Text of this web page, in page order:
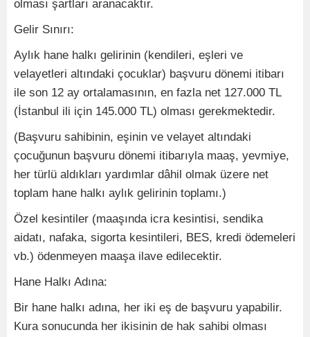
olması şartları aranacaktır.
Gelir Sınırı:
Aylık hane halkı gelirinin (kendileri, eşleri ve
velayetleri altındaki çocuklar) başvuru dönemi itibarı
ile son 12 ay ortalamasının, en fazla net 127.000 TL
(İstanbul ili için 145.000 TL) olması gerekmektedir.
(Başvuru sahibinin, eşinin ve velayet altındaki
çocuğunun başvuru dönemi itibarıyla maaş, yevmiye,
her türlü aldıkları yardımlar dâhil olmak üzere net
toplam hane halkı aylık gelirinin toplamı.)
Özel kesintiler (maaşında icra kesintisi, sendika
aidatı, nafaka, sigorta kesintileri, BES, kredi ödemeleri
vb.) ödenmeyen maaşa ilave edilecektir.
Hane Halkı Adına:
Bir hane halkı adına, her iki eş de başvuru yapabilir.
Kura sonucunda her ikisinin de hak sahibi olması